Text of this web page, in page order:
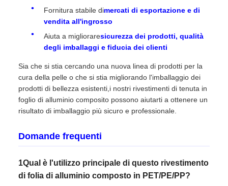
Fornitura stabile dimercati di esportazione e di
vendita all'ingrosso
Aiuta a miglioraresicurezza dei prodotti, qualità
degli imballaggi e fiducia dei clienti
Sia che si stia cercando una nuova linea di prodotti per la
cura della pelle o che si stia migliorando l'imballaggio dei
prodotti di bellezza esistenti,i nostri rivestimenti di tenuta in
foglio di alluminio composito possono aiutarti a ottenere un
risultato di imballaggio più sicuro e professionale.
Domande frequenti
1Qual è l'utilizzo principale di questo rivestimento
di folia di alluminio composto in PET/PE/PP?